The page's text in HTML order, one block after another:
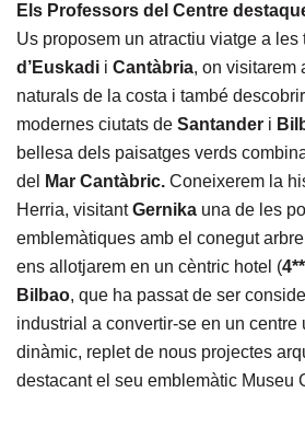
Els Professors del Centre
Us proposem un atractiu viatge a les
d’Euskadi i Cantàbria, on visitarem
naturals de la costa i també
modernes ciutats de Santander i
bellesa dels paisatges verds
del
Mar Cantàbric. Coneixerem la
Herria, visitantGernika una de les
emblemàtiques amb el conegut arbre
ens allotjarem en un cèntric hotel (
Bilbao, que ha passat de ser
industrial a convertir-se en un centre
dinàmic, replet de nous projectes
destacant el seu emblemàtic Museu